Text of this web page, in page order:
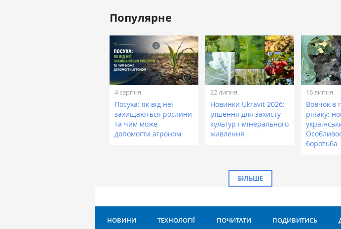
Популярне
4 серпня
Посуха: як від неї
захищаються рослини
та чим може
допомогти агроном
22 липня
Новинки Ukravit 2026:
рішення для захисту
культур і мінерального
живлення
16 липня
Вовчок в
ріпаку:
боротьба
БІЛЬШЕ
НОВИНИ ТЕХНОЛОГІЇ ПОЧИТАТИ ПОДИВИТИСЬ